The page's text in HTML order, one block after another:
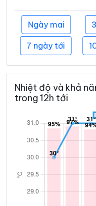
Ngày mai
7 ngày tới
Nhiệt độ và khả
trong 12h tới